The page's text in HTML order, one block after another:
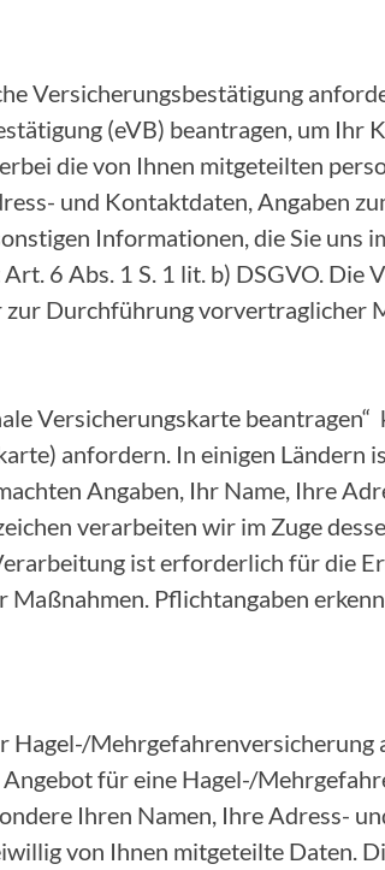
Versicherungsbestätigung
(eVB) beantragen, um Ihr
die von Ihnen mitgeteilten
und Kontaktdaten, Angaben
Informationen, die Sie uns
6 Abs. 1 S. 1 lit. b) DSGVO.
zur Durchführung vorvertraglicher
Versicherungskarte beantragen“
anfordern. In einigen Ländern
Angaben, Ihr Name, Ihre
verarbeiten wir im Zuge
ist erforderlich für die
Pflichtangaben
Hagel-/Mehrgefahrenversicherung
für eine Hagel-/
Ihren Namen, Ihre Adress-
von Ihnen mitgeteilte Daten.